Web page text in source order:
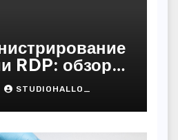
RDP: обзор
решений
STUDIOHALLO_